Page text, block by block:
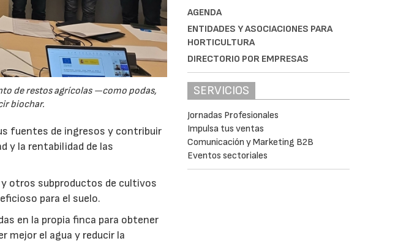
de restos agrícolas —como podas,
biochar.
fuentes de ingresos y contribuir
y la rentabilidad de las
y otros subproductos de cultivos
para el suelo.
en la propia finca para obtener
mejor el agua y reducir la
AGENDA
ENTIDADES Y ASOCIACIONES PARA
HORTICULTURA
DIRECTORIO POR EMPRESAS
SERVICIOS
Jornadas Profesionales
Impulsa tus ventas
Comunicación y Marketing B2B
Eventos sectoriales